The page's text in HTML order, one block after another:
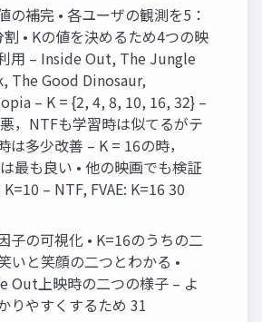
の補完 • 各ユーザの観測を5：
割 • Kの値を決めるため4つの映
用 – Inside Out, The Jungle
The Good Dinosaur,
– K = {2, 4, 8, 10, 16, 32} –
，NTFも学習時は似てるがテ
は多少改善 – K = 16の時，
は最も良い • 他の映画でも検証
K=10 – NTF, FVAE: K=16 30
子の可視化 • K=16のうちの二
いと笑顔の二つとわかる •
Out上映時の二つの様子 – よ
りやすくするため 31